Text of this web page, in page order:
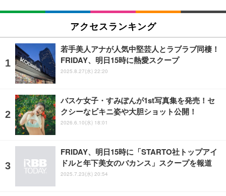
アクセスランキング
若手美人アナが人気中堅芸人とラブラブ同棲！
FRIDAY、明日15時に熱愛スクープ
2025.8.27(水) 22:20
バスケ女子・すみぽんが1st写真集を発売！セ
クシーなビキニ姿や大胆ショット公開！
2026.6.10(水) 18:01
FRIDAY、明日15時に「STARTO社トップアイ
ドルと年下美女のバカンス」スクープを報道
2025.7.23(水) 20:54